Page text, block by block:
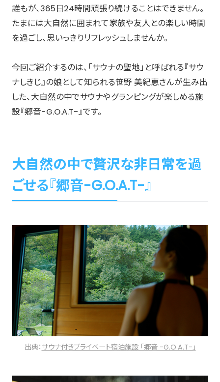
誰もが、365日24時間頑張り続けることはできません。
たまには大自然に囲まれて家族や友人との楽しい時間
を過ごし、思いっきりリフレッシュしませんか。
今回ご紹介するのは、「サウナの聖地」と呼ばれる『サウ
ナしきじ』の娘として知られる笹野 美紀恵さんが生み出
した、大自然の中でサウナやグランピングが楽しめる施
設『郷音-G.O.A.T-』です。
大自然の中で贅沢な非日常を過
ごせる『郷音-G.O.A.T-』
出典： サウナ付きプライベート宿泊施設 「郷音 -G.O.A.T-」